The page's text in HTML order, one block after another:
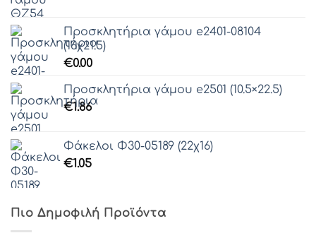
Προσκλητήρια γάμου e2401-08104
(16χ21.5)
€0.00
Προσκλητήρια γάμου e2501 (10.5×22.5)
€1.86
Φάκελοι Φ30-05189 (22χ16)
€1.05
Πιο Δημοφιλή Προϊόντα